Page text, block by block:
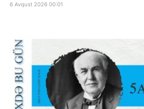
6 Avqust 2026 00:01